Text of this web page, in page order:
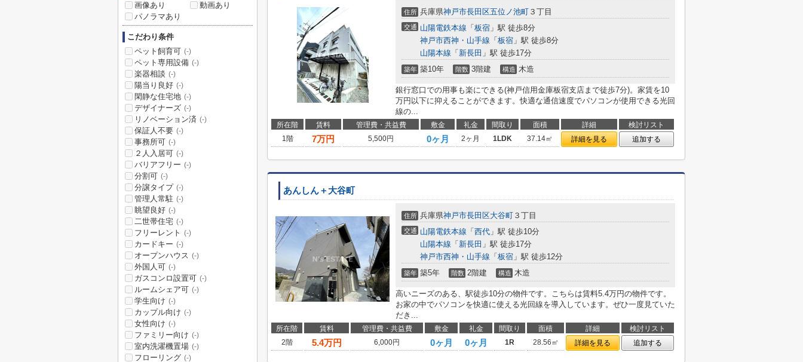
住所 兵庫県神戸市長田区五位ノ池町 ３丁目
交通 山陽電鉄本線 「 板宿 」駅 徒歩8分
神戸市西神・山手線 「 板宿 」駅 徒歩8分
山陽本線 「 新長田 」駅 徒歩17分
築年 築10年 階数 3階建 構造 木造
銀行窓口での用事も楽にできる(神戸信用金庫板宿支店まで徒歩7分)。家賃を10
万円以下に抑えることができます。快適な通信速度でパソコンが使用できる光回
線の...
所在階 賃料 管理費・共益費 敷金 礼金 間取り 面積 詳細
検討リスト
1階
7万円 5,500円 0ヶ月 2ヶ月 1LDK 37.14㎡ 詳細を見る 追加する
あんしん＋大谷町
住所 兵庫県神戸市長田区大谷町 ３丁目
交通 山陽電鉄本線 「 西代 」駅 徒歩10分
山陽本線 「 新長田 」駅 徒歩17分
神戸市西神・山手線 「 板宿 」駅 徒歩12分
築年 築5年 階数 2階建 構造 木造
高いニーズのある、駅徒歩10分の物件です。こちらは賃料5.4万円の物件です。
お家の中でパソコンを快適に使える光回線を導入しています。ぜひ一度見ていた
だき...
所在階 賃料 管理費・共益費 敷金 礼金 間取り 面積 詳細
検討リスト
2階
5.4万円 6,000円 0ヶ月 0ヶ月 1R 28.56㎡ 詳細を見る 追加する
画像あり
動画あり
パノラマあり
こだわり条件
ペット飼育可 (-)
ペット専用設備 (-)
楽器相談 (-)
陽当り良好 (-)
閑静な住宅地 (-)
デザイナーズ (-)
リノベーション済 (-)
保証人不要 (-)
事務所可 (-)
２人入居可 (-)
バリアフリー (-)
分割可 (-)
分譲タイプ (-)
管理人常駐 (-)
眺望良好 (-)
二世帯住宅 (-)
フリーレント (-)
カードキー (-)
オープンハウス (-)
外国人可 (-)
ガスコンロ設置可 (-)
ルームシェア可 (-)
学生向け (-)
カップル向け (-)
女性向け (-)
ファミリー向け (-)
室内洗濯機置場 (-)
フローリング (-)